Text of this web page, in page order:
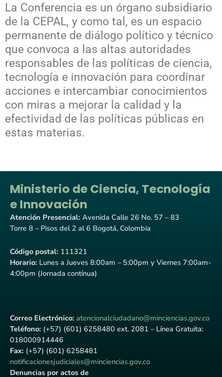
La Conferencia es un órgano subsidiario
de la CEPAL, y como tal, es un espacio
permanente de diálogo político y técnico
que convoca a las altas autoridades
responsables de las políticas de ciencia,
tecnología e innovación para coordinar
acciones e intercambiar conocimientos
con miras a mejorar la calidad y la
efectividad de las políticas públicas en
estas materias.
Ministerio de Ciencia, Tecnología
e Innovación
Atención Presencial: Avenida Calle 26 No. 57 – 83
Torre 8 – Pisos del 2 al 6 Bogotá, Colombia
Código postal: 111321
Horario: Lunes a Jueves 8:00am – 5:00pm y Viernes 7:00am-
4:00pm (Jornada contínua)
Correo Electrónico: atencionalciudadano@minciencias.gov.co
Teléfono: (+57) (601) 6258480 ext. 2081 – Línea Gratuita:
018000914446
Fax: (+57) (601) 6258481
notificacionesjudiciales@minciencias.gov.co
Denuncias por actos de